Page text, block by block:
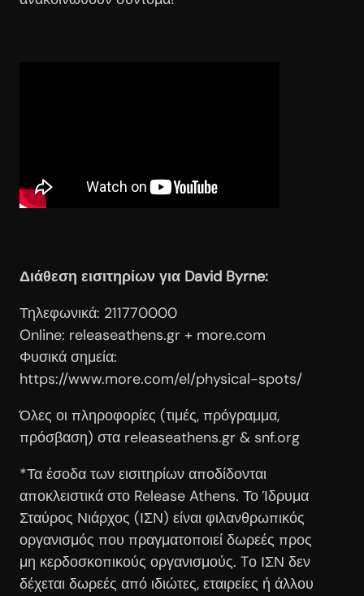
Διάθεση εισιτηρίων για David Byrne:
Τηλεφωνικά: 211770000
Online: releaseathens.gr + more.com
Φυσικά σημεία:
https://www.more.com/el/physical-spots/
Όλες οι πληροφορίες (τιμές, πρόγραμμα,
πρόσβαση) στα releaseathens.gr & snf.org
*Τα έσοδα των εισιτηρίων αποδίδονται
αποκλειστικά στο Release Athens. Το Ίδρυμα
Σταύρος Νιάρχος (ΙΣΝ) είναι φιλανθρωπικός
οργανισμός που πραγματοποιεί δωρεές προς
μη κερδοσκοπικούς οργανισμούς. Tο ΙΣΝ δεν
δέχεται δωρεές από ιδιώτες, εταιρείες ή άλλου